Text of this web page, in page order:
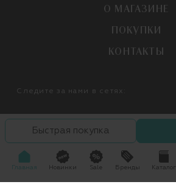
О МАГАЗИНЕ
ПОКУПКИ
КОНТАКТЫ
Следите за нами в сетях:
Быстрая покупка
Главная Новинки Sale Бренды Каталог